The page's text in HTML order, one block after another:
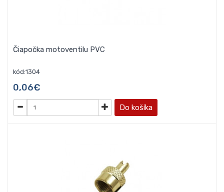
Čiapočka motoventilu PVC
kód:1304
0,06€
Do košíka